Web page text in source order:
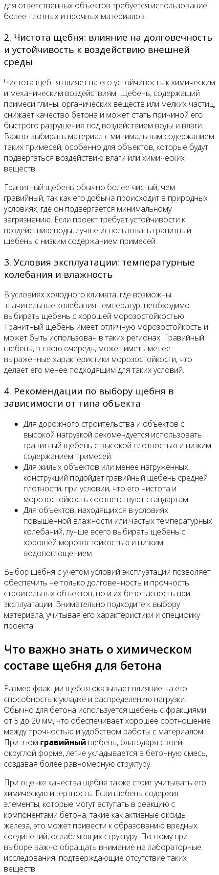
для ответственных объектов требуется использование
более плотных и прочных материалов.
2. Чистота щебня: влияние на долговечность
и устойчивость к воздействию внешней
среды
Чистота щебня влияет на его устойчивость к химическим
и механическим воздействиям. Щебень, содержащий
примеси глины, органических веществ или мелких частиц,
снижает качество бетона и может стать причиной его
быстрого разрушения под воздействием воды и влаги.
Важно выбирать материал с минимальным содержанием
таких примесей, особенно для объектов, которые будут
подвергаться воздействию влаги или химических
веществ.
Гранитный щебень обычно более чистый, чем
гравийный, так как его добыча происходит в природных
условиях, где он подвергается минимальному
загрязнению. Если проект требует устойчивости к
воздействию воды, лучше использовать гранитный
щебень с низким содержанием примесей.
3. Условия эксплуатации: температурные
колебания и влажность
В условиях холодного климата, где возможны
значительные колебания температур, необходимо
выбирать щебень с хорошей морозостойкостью.
Гранитный щебень имеет отличную морозостойкость и
может быть использован в таких регионах. Гравийный
щебень, в свою очередь, может иметь менее
выраженные характеристики морозостойкости, что
делает его менее подходящим для таких условий.
4. Рекомендации по выбору щебня в
зависимости от типа объекта
Для дорожного строительства и объектов с
высокой нагрузкой рекомендуется использовать
гранитный щебень с высокой плотностью и низким
содержанием примесей.
Для жилых объектов или менее нагруженных
конструкций подойдет гравийный щебень средней
плотности, при условии, что его чистота и
морозостойкость соответствуют стандартам.
Для объектов, находящихся в условиях
повышенной влажности или частых температурных
колебаний, лучше всего выбирать щебень с
хорошей морозостойкостью и низким
водопоглощением.
Выбор щебня с учетом условий эксплуатации позволяет
обеспечить не только долговечность и прочность
строительных объектов, но и их безопасность при
эксплуатации. Внимательно подходите к выбору
материала, учитывая его характеристики и специфику
проекта.
Что важно знать о химическом
составе щебня для бетона
Размер фракции щебня оказывает влияние на его
способность к укладке и распределению нагрузки.
Обычно для бетона используется щебень с фракциями
от 5 до 20 мм, что обеспечивает хорошее соотношение
между прочностью и удобством работы с материалом.
При этом гравийный щебень, благодаря своей
округлой форме, легче укладывается в бетонную смесь,
создавая более равномерную структуру.
При оценке качества щебня также стоит учитывать его
химическую инертность. Если щебень содержит
элементы, которые могут вступать в реакцию с
компонентами бетона, такие как активные оксиды
железа, это может привести к образованию вредных
соединений, ослабляющих структуру. Поэтому при
выборе важно обращать внимание на лабораторные
исследования, подтверждающие отсутствие таких
веществ.